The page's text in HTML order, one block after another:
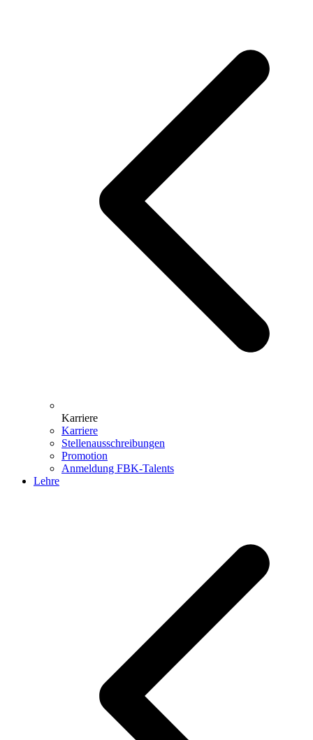
Karriere
Karriere
Stellenausschreibungen
Promotion
Anmeldung FBK-Talents
Lehre